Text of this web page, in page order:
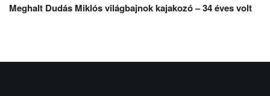
Meghalt Dudás Miklós világbajnok kajakozó – 34 éves volt